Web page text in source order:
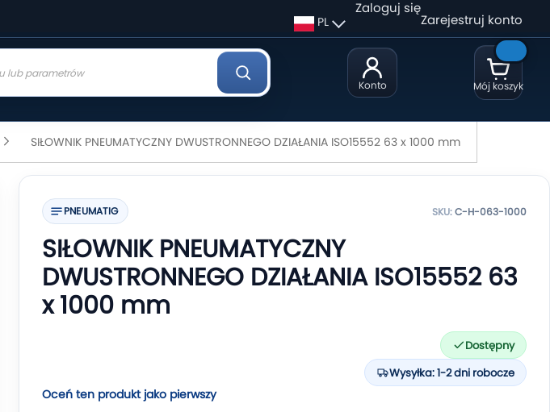
Konto
PL
Zaloguj się
Zarejestruj konto
Mój koszyk
SIŁOWNIK PNEUMATYCZNY DWUSTRONNEGO DZIAŁANIA ISO15552 63 x 1000 mm
PNEUMATIG SKU:C-H-063-1000
SIŁOWNIK PNEUMATYCZNY
DWUSTRONNEGO DZIAŁANIA ISO15552 63
x 1000 mm
Dostępny
Wysyłka: 1-2 dni robocze
Oceń ten produkt jako pierwszy